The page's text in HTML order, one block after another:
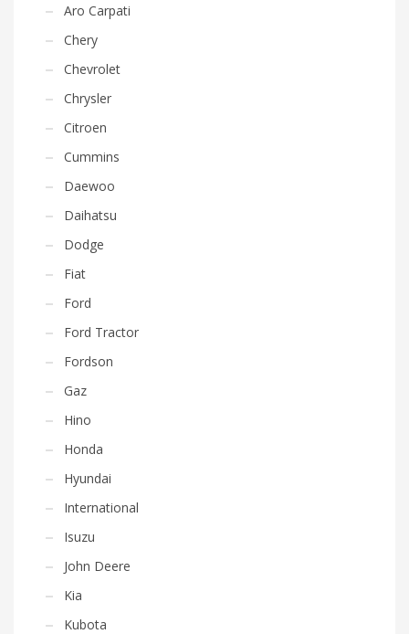
Aro Carpati
Chery
Chevrolet
Chrysler
Citroen
Cummins
Daewoo
Daihatsu
Dodge
Fiat
Ford
Ford Tractor
Fordson
Gaz
Hino
Honda
Hyundai
International
Isuzu
John Deere
Kia
Kubota